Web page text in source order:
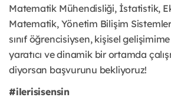
Matematik Mühendisliği, İstatistik,
Matematik, Yönetim Bilişim
sınıf öğrencisiysen, kişisel
yaratıcı ve dinamik bir ortamda
diyorsan başvurunu bekliyoruz!
#ilerisisensin